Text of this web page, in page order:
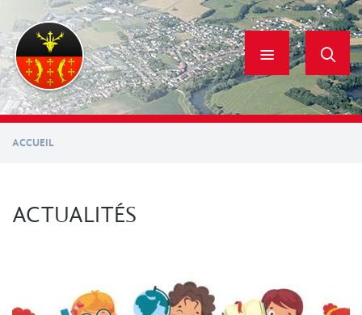
contenu
principal
ACCUEIL
ACTUALITÉS